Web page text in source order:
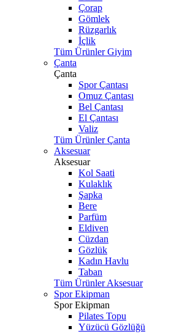
Çorap
Gömlek
Rüzgarlık
İçlik
Tüm Ürünler Giyim
Çanta
Çanta
Spor Çantası
Omuz Çantası
Bel Çantası
El Çantası
Valiz
Tüm Ürünler Çanta
Aksesuar
Aksesuar
Kol Saati
Kulaklık
Şapka
Bere
Parfüm
Eldiven
Cüzdan
Gözlük
Kadın Havlu
Taban
Tüm Ürünler Aksesuar
Spor Ekipman
Spor Ekipman
Pilates Topu
Yüzücü Gözlüğü